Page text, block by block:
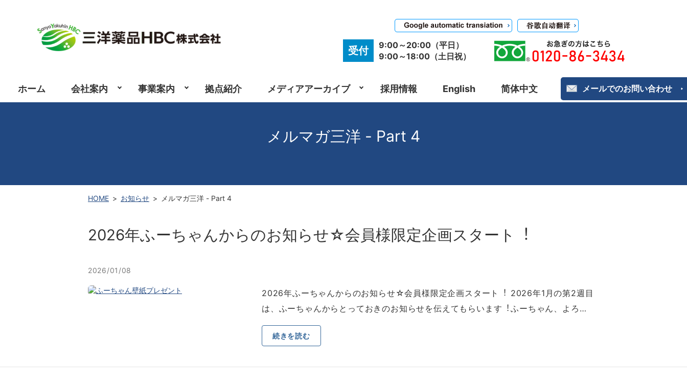
受付
9:00～20:00（平日）
9:00～18:00（土日祝）
ホーム 会社案内 事業案内 拠点紹介 メディアアーカイブ 採用情報 English 简体中文 メールでのお問い合わせ
メルマガ三洋 - Part 4
HOME お知らせ メルマガ三洋 - Part 4
2026年ふーちゃんからのお知らせ☆会員様限定企画スタート︕
2026/01/08
2026年ふーちゃんからのお知らせ☆会員様限定企画スタート︕ 2026年1⽉の第2週目
は、ふーちゃんからとっておきのお知らせを伝えてもらいます︕ふーちゃん、よろ…
続きを読む